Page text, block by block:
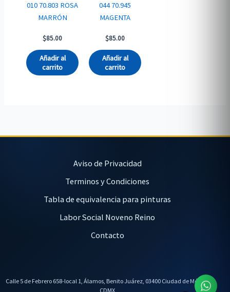
010 70.803 ROSA
MARRÓN
$85.00
Añadir al
carrito
044 70.945
MAGENTA
$85.00
Añadir al
carrito
Aviso de Privacidad
Terminos y Condiciones
Tabla de equivalencia para pinturas
Labor Social Noveno Reino
Contacto
Calle 5 de Febrero 658-local 1, Álamos, Benito Juárez, 03400 Ciudad de México,
CDMX